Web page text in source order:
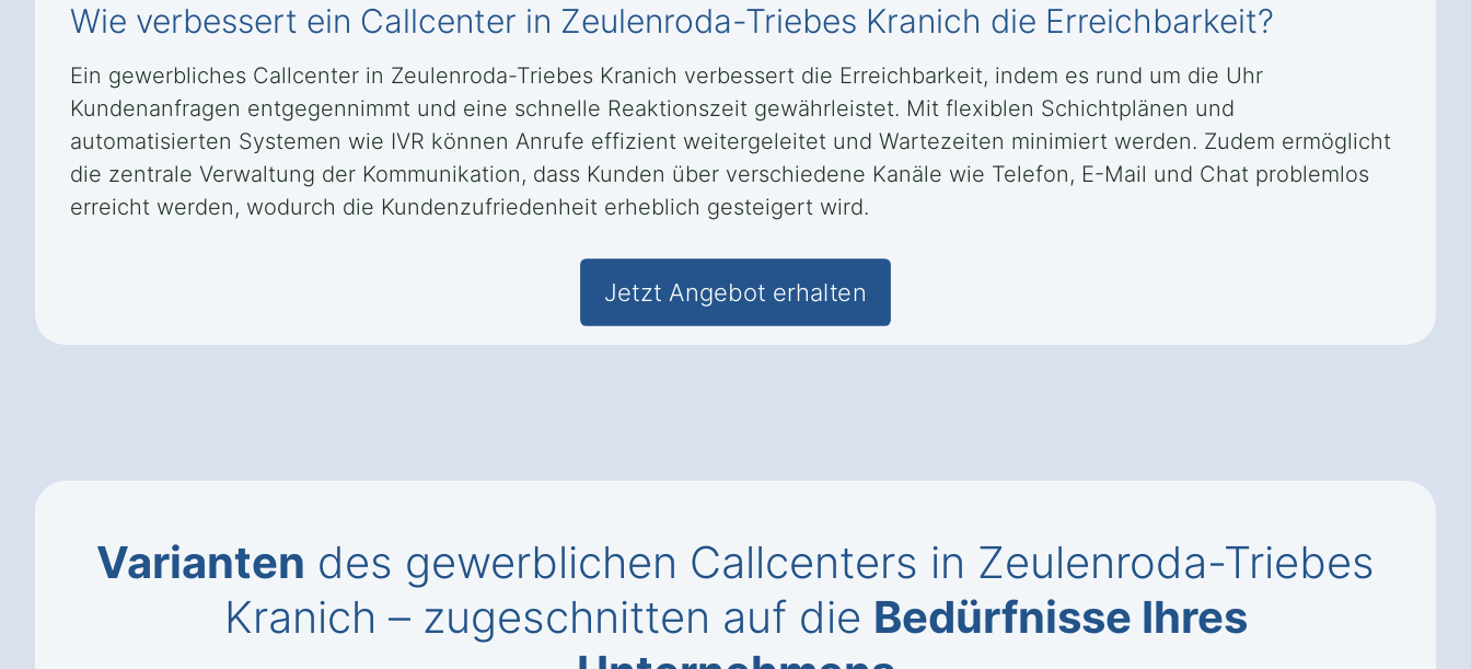
Wie verbessert ein Callcenter in Zeulenroda-Triebes Kranich die Erreichbarkeit?
Ein gewerbliches Callcenter in Zeulenroda-Triebes Kranich verbessert die Erreichbarkeit, indem es rund um die Uhr
Kundenanfragen entgegennimmt und eine schnelle Reaktionszeit gewährleistet. Mit flexiblen Schichtplänen und
automatisierten Systemen wie IVR können Anrufe effizient weitergeleitet und Wartezeiten minimiert werden. Zudem ermöglicht
die zentrale Verwaltung der Kommunikation, dass Kunden über verschiedene Kanäle wie Telefon, E-Mail und Chat problemlos
erreicht werden, wodurch die Kundenzufriedenheit erheblich gesteigert wird.
Jetzt Angebot erhalten
Varianten des gewerblichen Callcenters in Zeulenroda-Triebes
Kranich – zugeschnitten auf die Bedürfnisse Ihres